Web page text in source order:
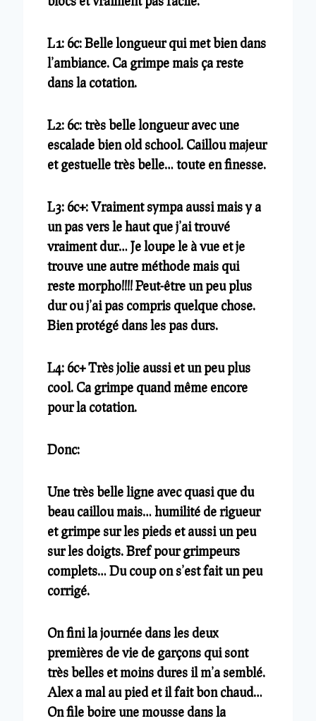
L1: 6c: Belle longueur qui met bien dans
l’ambiance. Ca grimpe mais ça reste
dans la cotation.
L2: 6c: très belle longueur avec une
escalade bien old school. Caillou majeur
et gestuelle très belle… toute en finesse.
L3: 6c+: Vraiment sympa aussi mais y a
un pas vers le haut que j’ai trouvé
vraiment dur… Je loupe le à vue et je
trouve une autre méthode mais qui
reste morpho!!!! Peut-être un peu plus
dur ou j’ai pas compris quelque chose.
Bien protégé dans les pas durs.
L4: 6c+ Très jolie aussi et un peu plus
cool. Ca grimpe quand même encore
pour la cotation.
Donc:
Une très belle ligne avec quasi que du
beau caillou mais… humilité de rigueur
et grimpe sur les pieds et aussi un peu
sur les doigts. Bref pour grimpeurs
complets… Du coup on s’est fait un peu
corrigé.
On fini la journée dans les deux
premières de vie de garçons qui sont
très belles et moins dures il m’a semblé.
Alex a mal au pied et il fait bon chaud…
On file boire une mousse dans la